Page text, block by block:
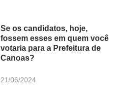
Se os candidatos, hoje,
fossem esses em quem você
votaria para a Prefeitura de
Canoas?
21/06/2024